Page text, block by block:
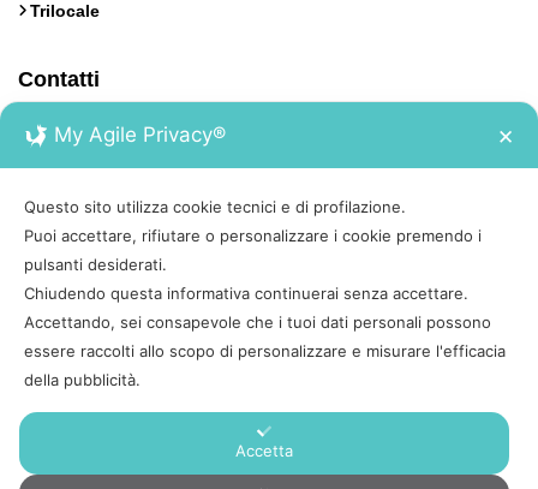
Trilocale
Contatti
Calata Italia 17, Portoferraio, Isola d'Elba
0565 930222
booking@tesiviaggi.it
Appartamenti Isola d'Elba è un marchio di Turismo Sostenibile
SRL | Piazza Virgilio 34, 57037 Portoferraio | P.IVA 01708200496 |
SDI: SUBM70N | REA: LI – 151058 | C.S. € 10.000 | Sito gestito in
collaborazione con Elba Travel SRL | Calata Italia 26, 57037
My Agile Privacy® ✕
Questo sito utilizza cookie tecnici e di profilazione.
Puoi accettare, rifiutare o personalizzare i cookie premendo i
pulsanti desiderati.
Chiudendo questa informativa continuerai senza accettare.
Accettando, sei consapevole che i tuoi dati personali possono
essere raccolti allo scopo di personalizzare e misurare l'efficacia
della pubblicità.
Accetta